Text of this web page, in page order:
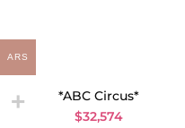
*ABC Circus*
$32,574
ARS